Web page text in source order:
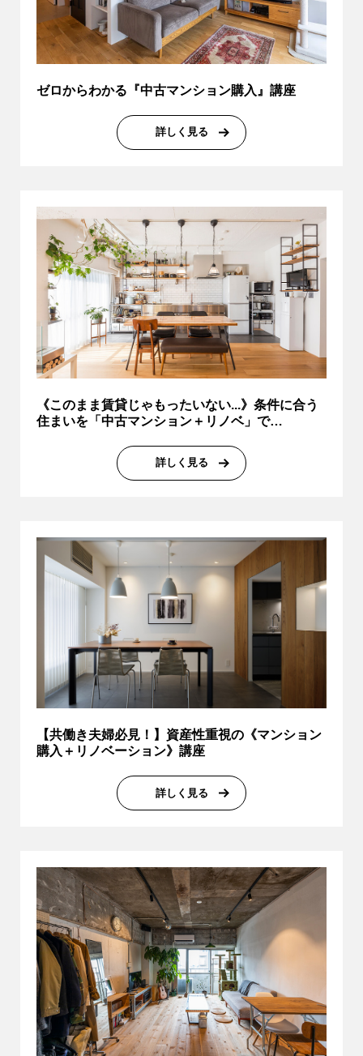
ゼロからわかる『中古マンション購入』講座
詳しく見る
《このまま賃貸じゃもったいない...》条件に合う
住まいを「中古マンション＋リノベ」で…
詳しく見る
【共働き夫婦必見！】資産性重視の《マンション
購入＋リノベーション》講座
詳しく見る